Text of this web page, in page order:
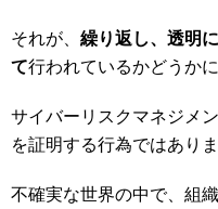
それが、 繰り返し、透明
て行われているかどうかに
サイバーリスクマネジメ
を証明する行為ではありま
不確実な世界の中で、組